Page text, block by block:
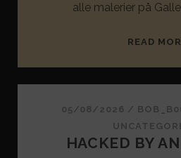
alle malerier på
READ
05/08/2026 /
HACKED BY